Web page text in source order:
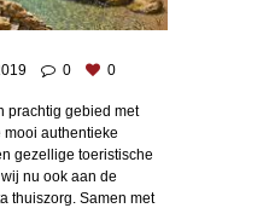
0 0
prachtig gebied met
mooi authentieke
gezellige toeristische
nu ook aan de
thuiszorg. Samen met